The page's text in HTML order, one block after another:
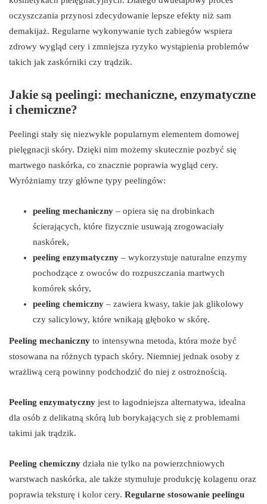
oczyszczania przynosi zdecydowanie lepsze efekty niż sam
demakijaż. Regularne wykonywanie tych zabiegów wspiera
zdrowy wygląd cery i zmniejsza ryzyko wystąpienia problemów
takich jak zaskórniki czy trądzik.
Jakie są peelingi: mechaniczne, enzymatyczne
i chemiczne?
Peelingi stały się niezwykle popularnym elementem domowej
pielęgnacji skóry. Dzięki nim możemy skutecznie pozbyć się
martwego naskórka, co znacznie poprawia wygląd cery.
Wyróżniamy trzy główne typy peelingów:
peeling mechaniczny – opiera się na drobinkach
ścierających, które fizycznie usuwają zrogowaciały
naskórek,
peeling enzymatyczny – wykorzystuje naturalne enzymy
pochodzące z owoców do rozpuszczania martwych
komórek skóry,
peeling chemiczny – zawiera kwasy, takie jak glikolowy
czy salicylowy, które wnikają głęboko w skórę.
Peeling mechaniczny to intensywna metoda, która może być
stosowana na różnych typach skóry. Niemniej jednak osoby z
wrażliwą cerą powinny podchodzić do niej z ostrożnością.
Peeling enzymatyczny jest to łagodniejsza alternatywa, idealna
dla osób z delikatną skórą lub borykających się z problemami
takimi jak trądzik.
Peeling chemiczny działa nie tylko na powierzchniowych
warstwach naskórka, ale także stymuluje produkcję kolagenu oraz
poprawia teksturę i kolor cery. Regularne stosowanie peelingu